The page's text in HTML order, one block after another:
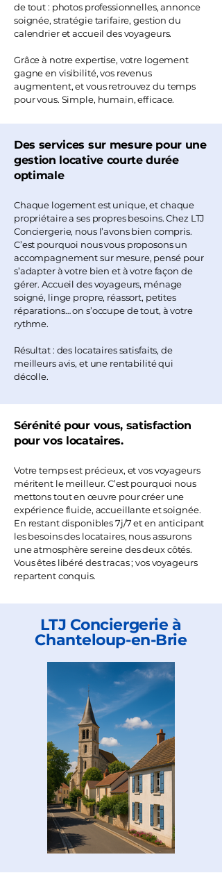
de tout : photos professionnelles, annonce
soignée, stratégie tarifaire, gestion du
calendrier et accueil des voyageurs.
Grâce à notre expertise, votre logement
gagne en visibilité, vos revenus
augmentent, et vous retrouvez du temps
pour vous. Simple, humain, efficace.
Des services sur mesure pour une
gestion locative courte durée
optimale
Chaque logement est unique, et chaque
propriétaire a ses propres besoins. Chez LTJ
Conciergerie, nous l’avons bien compris.
C’est pourquoi nous vous proposons un
accompagnement sur mesure, pensé pour
s’adapter à votre bien et à votre façon de
gérer. Accueil des voyageurs, ménage
soigné, linge propre, réassort, petites
réparations… on s’occupe de tout, à votre
rythme.
Résultat : des locataires satisfaits, de
meilleurs avis, et une rentabilité qui
décolle.
Sérénité pour vous, satisfaction
pour vos locataires.
Votre temps est précieux, et vos voyageurs
méritent le meilleur. C’est pourquoi nous
mettons tout en œuvre pour créer une
expérience fluide, accueillante et soignée.
En restant disponibles 7j/7 et en anticipant
les besoins des locataires, nous assurons
une atmosphère sereine des deux côtés.
Vous êtes libéré des tracas ; vos voyageurs
repartent conquis.
LTJ Conciergerie à
Chanteloup-en-Brie